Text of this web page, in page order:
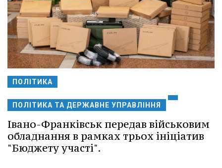
ПОЛІТИКА
ПОЛІТИКА ТА ДЕРЖАВНЕ УПРАВЛІННЯ
Івано-Франківськ передав військовим
обладнання в рамках трьох ініціатив
"Бюджету участі".